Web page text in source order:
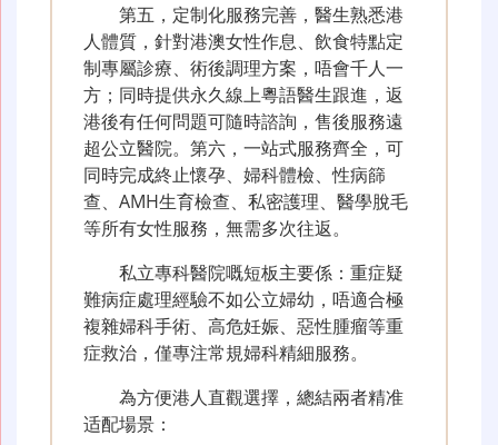
第五，定制化服務完善，醫生熟悉港
人體質，針對港澳女性作息、飲食特點定
制專屬診療、術後調理方案，唔會千人一
方；同時提供永久線上粵語醫生跟進，返
港後有任何問題可隨時諮詢，售後服務遠
超公立醫院。第六，一站式服務齊全，可
同時完成終止懷孕、婦科體檢、性病篩
查、AMH生育檢查、私密護理、醫學脫毛
等所有女性服務，無需多次往返。
私立專科醫院嘅短板主要係：重症疑
難病症處理經驗不如公立婦幼，唔適合極
複雜婦科手術、高危妊娠、惡性腫瘤等重
症救治，僅專注常規婦科精細服務。
為方便港人直觀選擇，總結兩者精准
适配場景：